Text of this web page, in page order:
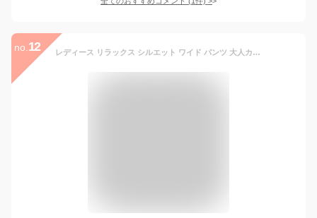
no. 12 レディース リラックス シルエット ワイド パンツ 大人カジュアル きれいめ